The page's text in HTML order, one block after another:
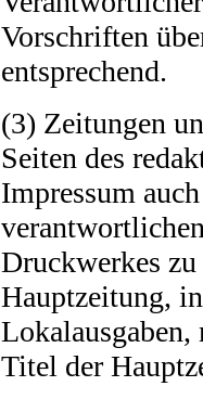
Vorschriften
entsprechend.
(3) Zeitungen
Seiten des
Impressum
Druckwerkes zu
Hauptzeitung,
Lokalausgaben,
Titel der